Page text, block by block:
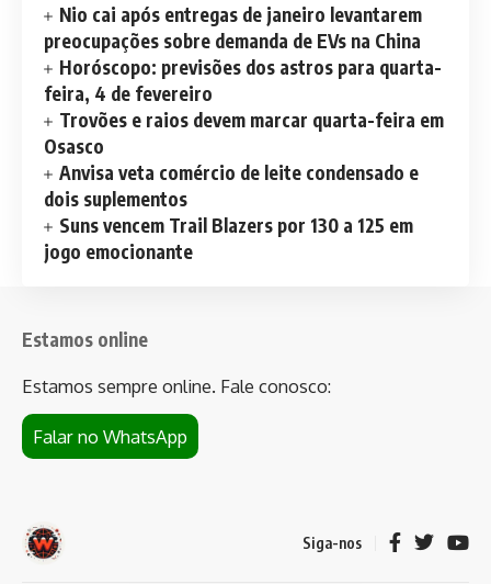
Nio cai após entregas de janeiro levantarem
preocupações sobre demanda de EVs na China
Horóscopo: previsões dos astros para quarta-
feira, 4 de fevereiro
Trovões e raios devem marcar quarta-feira em
Osasco
Anvisa veta comércio de leite condensado e
dois suplementos
Suns vencem Trail Blazers por 130 a 125 em
jogo emocionante
Estamos online
Estamos sempre online. Fale conosco:
Falar no WhatsApp
Siga-nos